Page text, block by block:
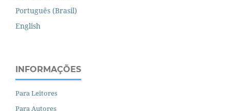
Português (Brasil)
English
INFORMAÇÕES
Para Leitores
Para Autores